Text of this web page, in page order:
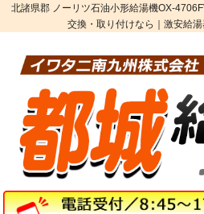
北諸県郡 ノーリツ石油小形給湯機OX-
交換・取り付けなら｜激安給